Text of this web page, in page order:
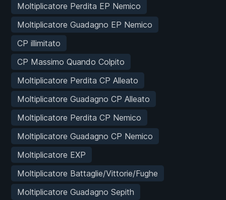
Moltiplicatore Perdita EP Nemico
Moltiplicatore Guadagno EP Nemico
CP illimitato
CP Massimo Quando Colpito
Moltiplicatore Perdita CP Alleato
Moltiplicatore Guadagno CP Alleato
Moltiplicatore Perdita CP Nemico
Moltiplicatore Guadagno CP Nemico
Moltiplicatore EXP
Moltiplicatore Battaglie/Vittorie/Fughe
Moltiplicatore Guadagno Sepith